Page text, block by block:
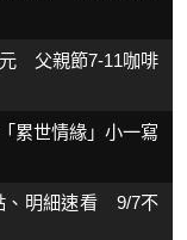
元 父親節7-11咖啡
累世情緣」小一寫
、明細速看 9/7不